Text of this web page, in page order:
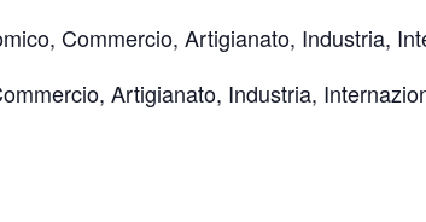
Commercio, Artigianato, Industria,
Artigianato, Industria,